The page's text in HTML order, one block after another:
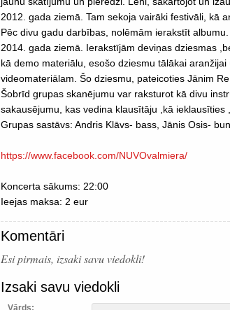
2012. gada ziemā. Tam sekoja vairāki festivāli, kā
Pēc divu gadu darbības, nolēmām ierakstīt
2014. gada ziemā. Ierakstījām deviņas dziesmas
kā demo materiālu, esošo dziesmu tālākai
videomateriālam. Šo dziesmu, pateicoties Jānim
Šobrīd grupas skanējumu var raksturot kā divu
sakausējumu, kas vedina klausītāju ,kā
Grupas sastāvs: Andris Klāvs- bass, Jānis Osis-
https://www.facebook.com/NUVOvalmiera/
Koncerta sākums: 22:00
Ieejas maksa: 2 eur
Komentāri
Esi pirmais, izsaki savu viedokli!
Izsaki savu viedokli
Vārds: